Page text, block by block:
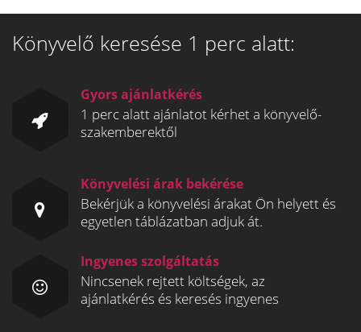
Könyvelő keresése 1 perc alatt:
Gyors ajánlatkérés
1 perc alatt ajánlatot kérhet a könyvelő-
szakemberektől
Könyvelési árak bekérése
Bekérjük a könyvelési árakat Ön helyett és
egyetlen táblázatban adjuk át.
Ingyenes szolgáltatás
Nincsenek rejtett költségek, az
ajánlatkérés és keresés ingyenes